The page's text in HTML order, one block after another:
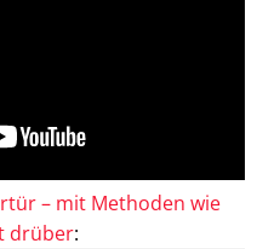
– mit Methoden wie
drüber: